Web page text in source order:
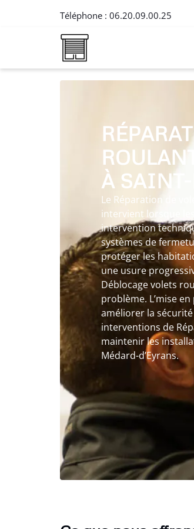
Téléphone : 06.20.09.00.25
ROULANT
À SAINT-
Le Réparation de
intervient lorsque
intervention
systèmes de
protéger les
une usure
Déblocage volets
problème. L’mise
améliorer la
interventions de
maintenir les
Médard-d’Eyrans.